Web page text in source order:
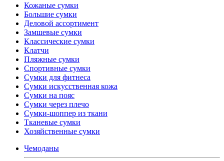
Кожаные сумки
Большие сумки
Деловой ассортимент
Замшевые сумки
Классические сумки
Клатчи
Пляжные сумки
Спортивные сумки
Сумки для фитнеса
Сумки искусственная кожа
Сумки на пояс
Сумки через плечо
Сумки-шоппер из ткани
Тканевые сумки
Хозяйственные сумки
Чемоданы